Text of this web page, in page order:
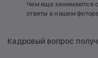
Чем еще занимаются
ответы в нашем
Кадровый вопрос